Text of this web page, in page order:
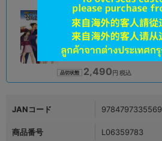
状態 :A
品切状態 2,490円 税込
JANコード 9784797335569
商品番号 L06359783